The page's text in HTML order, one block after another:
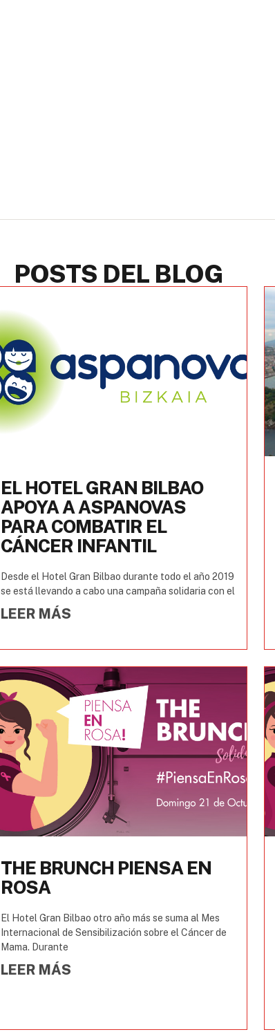
POSTS DEL BLOG
EL HOTEL GRAN BILBAO
APOYA A ASPANOVAS
PARA COMBATIR EL
CÁNCER INFANTIL
Desde el Hotel Gran Bilbao durante todo el año 2019
se está llevando a cabo una campaña solidaria con el
LEER MÁS
THE BRUNCH PIENSA EN
ROSA
El Hotel Gran Bilbao otro año más se suma al Mes
Internacional de Sensibilización sobre el Cáncer de
Mama. Durante
LEER MÁS